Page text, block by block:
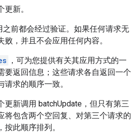
新。
之前都会经过验证。如果任何请求无
，并且不会应用任何内容。
，可为您提供有关其应用方式的一
要返回信息；这些请求各自返回一个
求的顺序一致。
更新调用 batchUpdate，但只有第三
将包含两个空回复、对第三个请求的
此顺序排列。